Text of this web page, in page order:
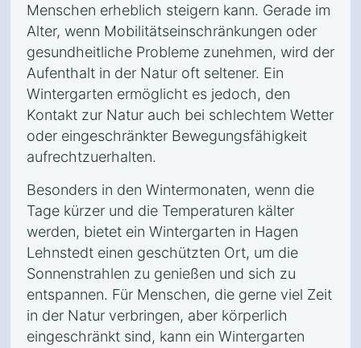
Menschen erheblich steigern kann. Gerade im
Alter, wenn Mobilitätseinschränkungen oder
gesundheitliche Probleme zunehmen, wird der
Aufenthalt in der Natur oft seltener. Ein
Wintergarten ermöglicht es jedoch, den
Kontakt zur Natur auch bei schlechtem Wetter
oder eingeschränkter Bewegungsfähigkeit
aufrechtzuerhalten.
Besonders in den Wintermonaten, wenn die
Tage kürzer und die Temperaturen kälter
werden, bietet ein Wintergarten in Hagen
Lehnstedt einen geschützten Ort, um die
Sonnenstrahlen zu genießen und sich zu
entspannen. Für Menschen, die gerne viel Zeit
in der Natur verbringen, aber körperlich
eingeschränkt sind, kann ein Wintergarten